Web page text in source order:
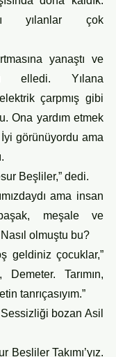
yılanlar çok
yanaştı ve
elledi. Yılana
çarpmış gibi
Ona yardım etmek
görünüyordu ama
Beşliler,” dedi.
ama insan
meşale ve
olmuştu bu?
geldiniz çocuklar,”
Tarımın,
tanrıçasıyım.”
bozan Asil
Beşliler Takımı’yız.